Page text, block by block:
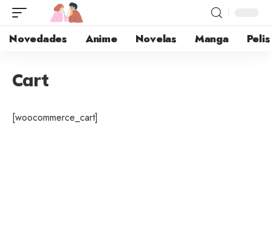
Novedades Anime Novelas Manga Pelis
Cart
[woocommerce_cart]